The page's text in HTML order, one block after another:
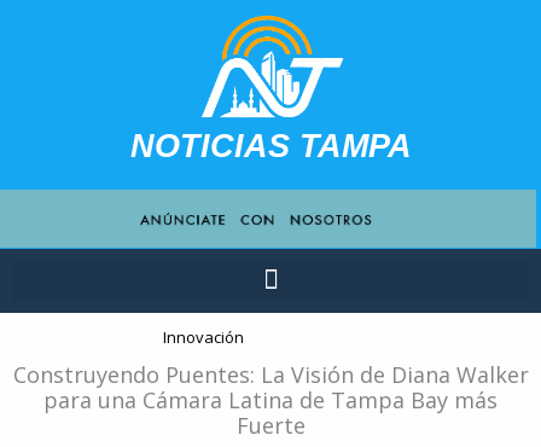
NOTICIAS TAMPA
Innovación
Construyendo Puentes: La Visión de Diana Walker
para una Cámara Latina de Tampa Bay más
Fuerte